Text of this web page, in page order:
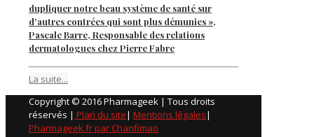
dupliquer notre beau système de santé sur
d’autres contrées qui sont plus démunies »,
Pascale Barre, Responsable des relations
dermatologues chez Pierre Fabre
La suite...
Copyright © 2016 Pharmageek | Tous droits
réservés | Plan du site| Mentions légales|
Pharmageek.fr par Chanfimao